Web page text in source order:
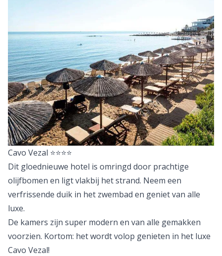
Cavo Vezal ⭐⭐⭐⭐
Dit gloednieuwe hotel is omringd door prachtige
olijfbomen en ligt vlakbij het strand. Neem een
verfrissende duik in het zwembad en geniet van alle
luxe.
De kamers zijn super modern en van alle gemakken
voorzien. Kortom: het wordt volop genieten in het luxe
Cavo Vezal!